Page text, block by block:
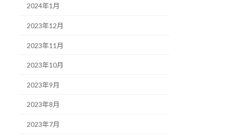
2024年1月
2023年12月
2023年11月
2023年10月
2023年9月
2023年8月
2023年7月